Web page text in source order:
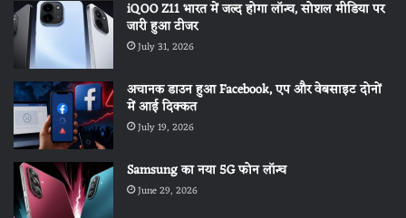
iQOO Z11 भारत में जल्द होगा लॉन्च, सोशल मीडिया पर
जारी हुआ टीजर
July 31, 2026
अचानक डाउन हुआ Facebook, एप और वेबसाइट दोनों
में आई दिक्कत
July 19, 2026
Samsung का नया 5G फोन लॉन्च
June 29, 2026